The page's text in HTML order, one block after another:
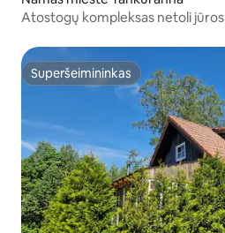
Atostogų kompleksas netoli jūros
Superšeimininkas
Superšeimininkas